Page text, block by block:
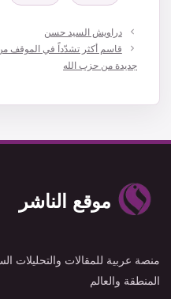
دراويش السيد حسن
قاسم أكثر تشدّداً في الموقف
جديدة من حزب الله
موقع الناشر
منصة عربية للمقالات والتحليلات
المنطقة والعالم